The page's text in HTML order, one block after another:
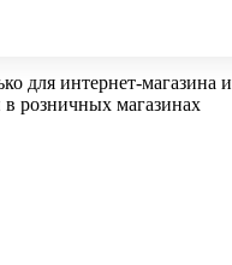
для интернет-магазина и
в розничных магазинах